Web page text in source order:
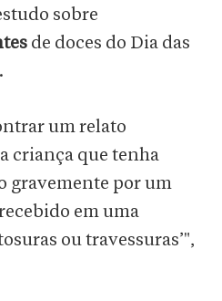
sobre
de doces do Dia das
um relato
criança que tenha
gravemente por um
em uma
ou travessuras’",